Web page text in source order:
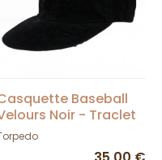
Baseball
Noir - Traclet